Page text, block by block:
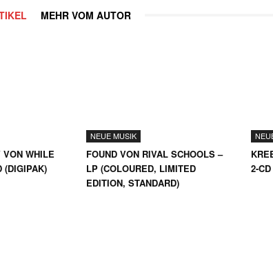
MEHR VOM AUTOR
WHILE
(DIGIPAK)
NEUE MUSIK
FOUND VON RIVAL SCHOOLS –
LP (COLOURED, LIMITED
EDITION, STANDARD)
2-